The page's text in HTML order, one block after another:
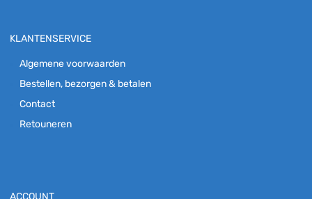
KLANTENSERVICE
Algemene voorwaarden
Bestellen, bezorgen & betalen
Contact
Retouneren